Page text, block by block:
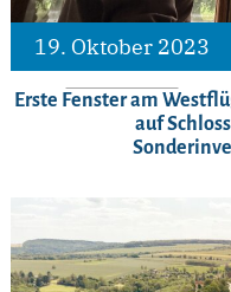
19. Oktober 2023
Erste Fenster am
auf